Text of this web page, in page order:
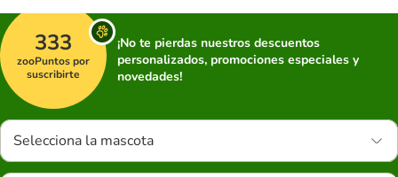
333
zooPuntos por
suscribirte
¡No te pierdas nuestros descuentos
personalizados, promociones especiales y
novedades!
Selecciona la mascota